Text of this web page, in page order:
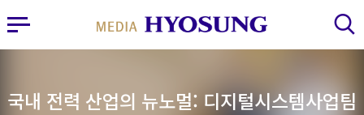
MY FRIEND HYOSUNG
사이드바 열기 검색 레이어 열기
국내 전력 산업의 뉴노멀: 디지털시스템사업팀